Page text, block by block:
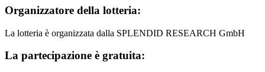
Organizzatore della lotteria:
La lotteria è organizzata dalla SPLENDID RESEARCH GmbH
La partecipazione è gratuita: